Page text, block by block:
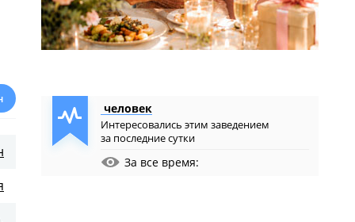
человек
Интересовались этим заведением
за последние сутки
За все время: